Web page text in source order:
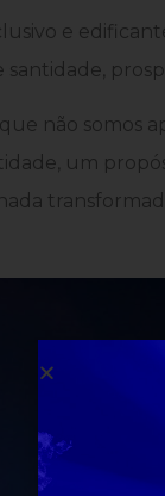
e
santidade,
não somos
um